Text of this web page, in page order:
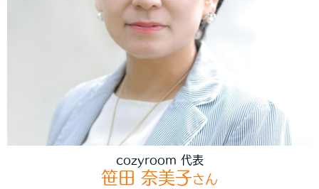
cozyroom 代表
笹田 奈美子さん